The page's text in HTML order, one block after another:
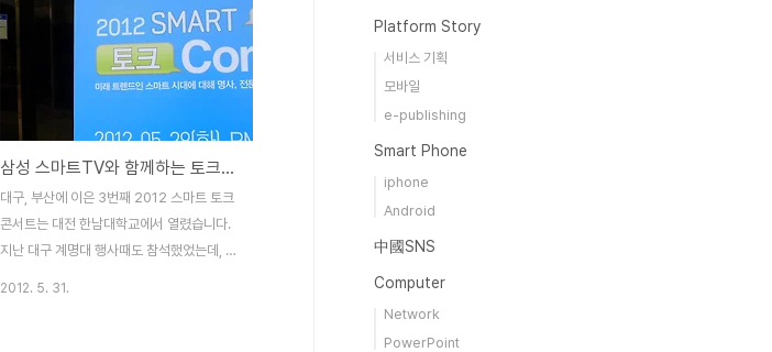
삼성 스마트TV와 함께하는 토크콘서트강연 대전
대구, 부산에 이은 3번째 2012 스마트 토크
콘서트는 대전 한남대학교에서 열렸습니다.
지난 대구 계명대 행사때도 참석했었는데, 이
2012. 5. 31.
Platform Story
서비스 기획
모바일
e-publishing
Smart Phone
iphone
Android
中國SNS
Computer
Network
PowerPoint